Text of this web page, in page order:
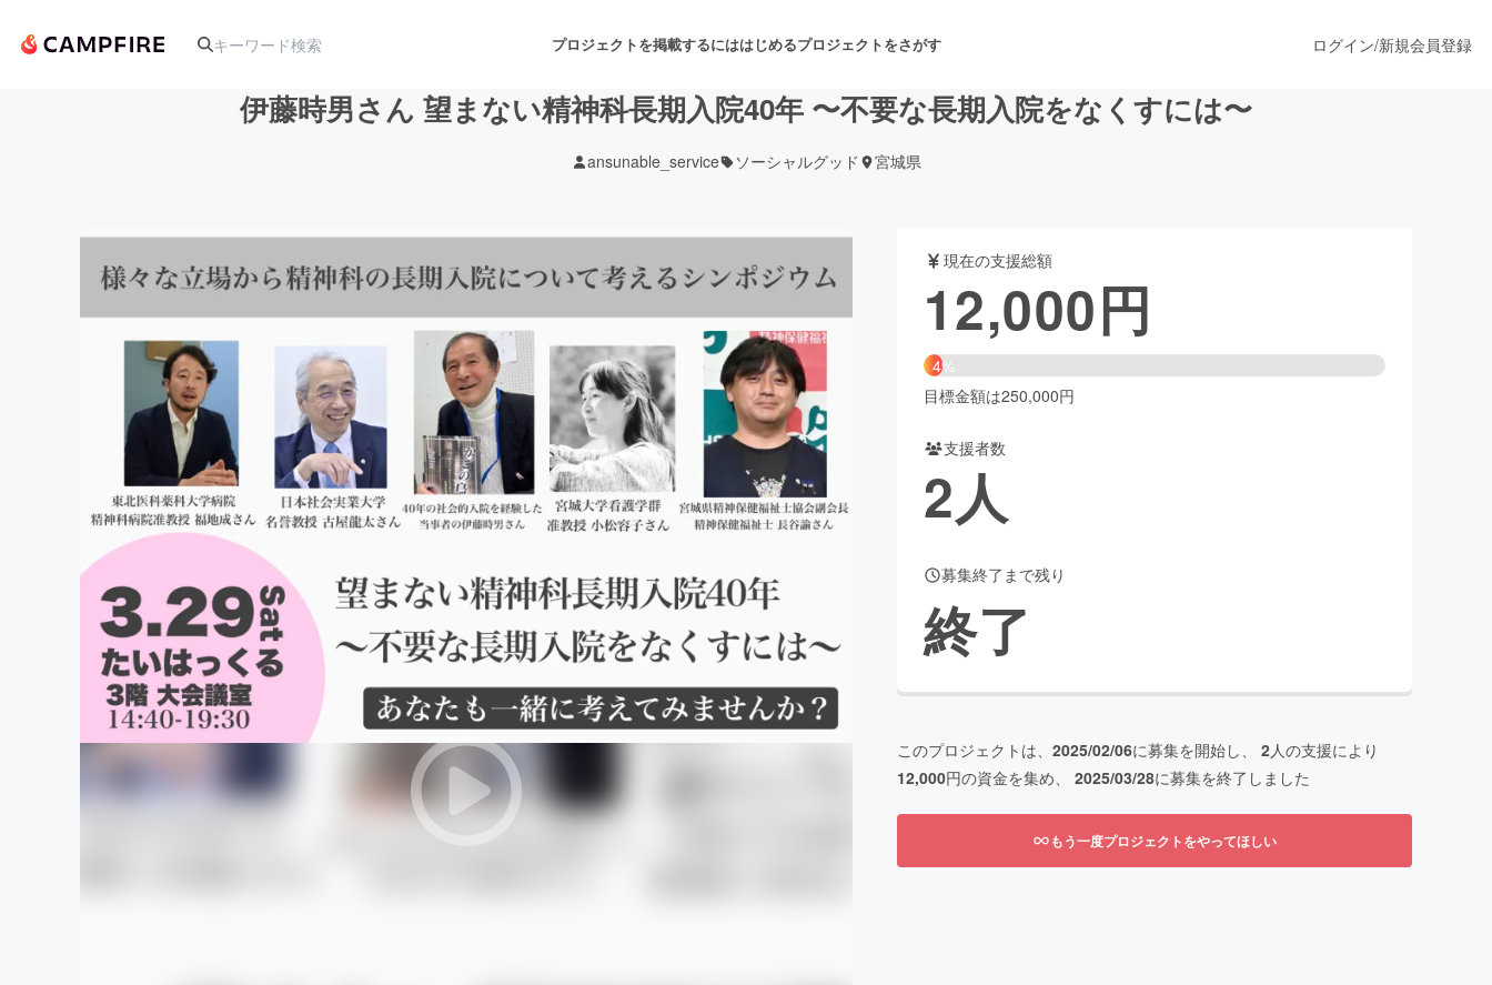
プロジェクトを掲載するにははじめるプロジェクトをさがす
アート・写真 音楽 舞台・パフォーマンス
ゲーム・サービス開発 フード・飲食店 ファッション
映像・映画 書籍・雑誌出版 アニメ・漫画
ビジネス・起業 チャレンジ ビューティー・ヘルスケア
まちづくり・地域活性化
CAMPFIRE for Social GoodCAMPFIRE Creation
machi-ya
ログイン/新規会員登録
伊藤時男さん 望まない精神科長期入院40年 〜不要な長期入院をなくすには〜
ansunable_service ソーシャルグッド 宮城県
現在の支援総額
12,000円
4%
目標金額は250,000円
支援者数
2人
募集終了まで残り
終了
このプロジェクトは、 2025/02/06に募集を開始し、 2人の支援により
12,000円の資金を集め、 2025/03/28に募集を終了しました
もう一度プロジェクトをやってほしい